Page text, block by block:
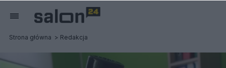
Strona główna Redakcja